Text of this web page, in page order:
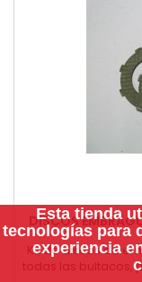
DISCOS
Kit de discos de
todas las bultacos,
Esta tienda
tecnologías para
experiencia